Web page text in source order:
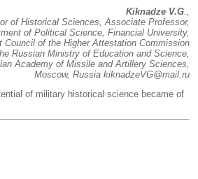
Kiknadze V.G
of Historical Sciences, Associate Professor,
of Political Science, Financial University,
Council of the Higher Attestation Commission
Russian Ministry of Education and Science,
Academy of Missile and Artillery Sciences,
Moscow, Russia kiknadzeVG@mail.ru
of military historical science became of